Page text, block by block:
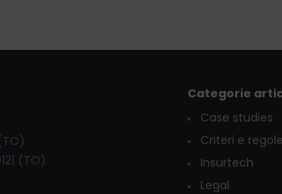
(TO)
Categorie
Case studies
Criteri e
Insurtech
Legal